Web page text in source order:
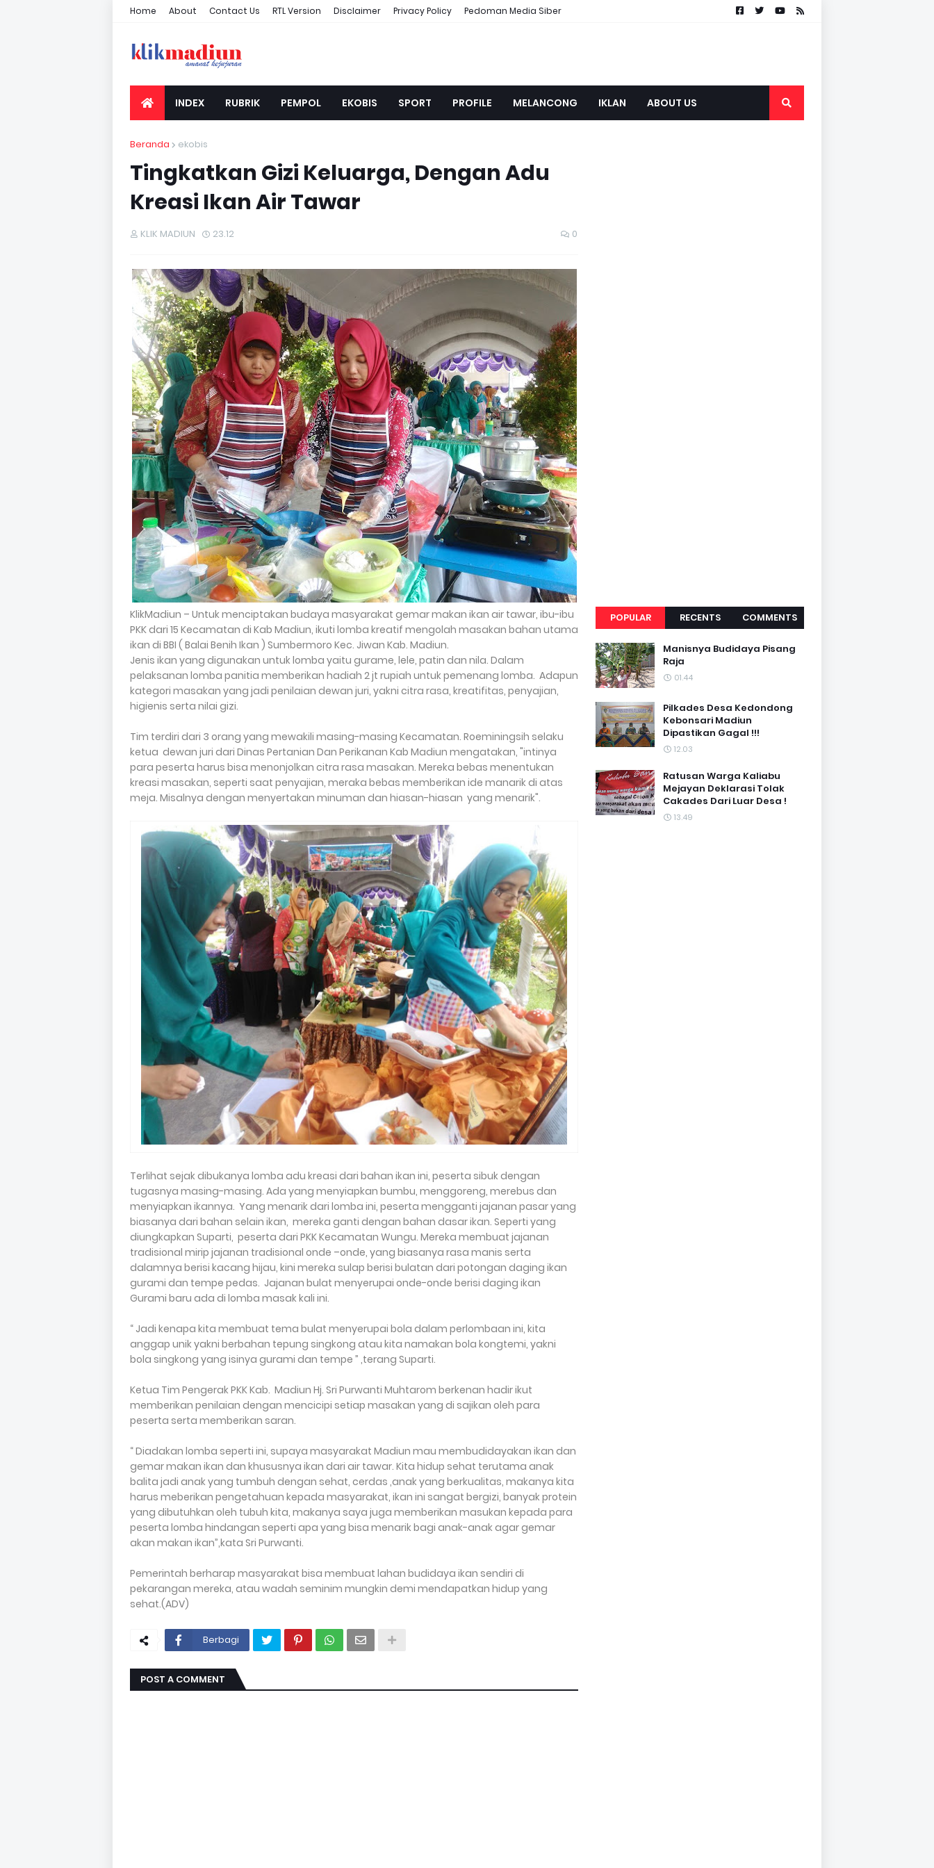
Home About Contact Us RTL Version Disclaimer Privacy Policy Pedoman Media Siber
INDEX RUBRIK PEMPOL EKOBIS SPORT PROFILE MELANCONG IKLAN ABOUT US
Beranda ekobis
Tingkatkan Gizi Keluarga, Dengan Adu
Kreasi Ikan Air Tawar
KLIK MADIUN 23.12 0
KlikMadiun – Untuk menciptakan budaya masyarakat gemar makan ikan air tawar, ibu-ibu
PKK dari 15 Kecamatan di Kab Madiun, ikuti lomba kreatif mengolah masakan bahan utama
ikan di BBI ( Balai Benih Ikan ) Sumbermoro Kec. Jiwan Kab. Madiun.
Jenis ikan yang digunakan untuk lomba yaitu gurame, lele, patin dan nila. Dalam
pelaksanan lomba panitia memberikan hadiah 2 jt rupiah untuk pemenang lomba. Adapun
kategori masakan yang jadi penilaian dewan juri, yakni citra rasa, kreatifitas, penyajian,
higienis serta nilai gizi.
Tim terdiri dari 3 orang yang mewakili masing-masing Kecamatan. Roeminingsih selaku
ketua dewan juri dari Dinas Pertanian Dan Perikanan Kab Madiun mengatakan, "intinya
para peserta harus bisa menonjolkan citra rasa masakan. Mereka bebas menentukan
kreasi masakan, seperti saat penyajian, meraka bebas memberikan ide manarik di atas
meja. Misalnya dengan menyertakan minuman dan hiasan-hiasan yang menarik".
Terlihat sejak dibukanya lomba adu kreasi dari bahan ikan ini, peserta sibuk dengan
tugasnya masing-masing. Ada yang menyiapkan bumbu, menggoreng, merebus dan
menyiapkan ikannya. Yang menarik dari lomba ini, peserta mengganti jajanan pasar yang
biasanya dari bahan selain ikan, mereka ganti dengan bahan dasar ikan. Seperti yang
diungkapkan Suparti, peserta dari PKK Kecamatan Wungu. Mereka membuat jajanan
tradisional mirip jajanan tradisional onde –onde, yang biasanya rasa manis serta
dalamnya berisi kacang hijau, kini mereka sulap berisi bulatan dari potongan daging ikan
gurami dan tempe pedas. Jajanan bulat menyerupai onde-onde berisi daging ikan
Gurami baru ada di lomba masak kali ini.
“ Jadi kenapa kita membuat tema bulat menyerupai bola dalam perlombaan ini, kita
anggap unik yakni berbahan tepung singkong atau kita namakan bola kongtemi, yakni
bola singkong yang isinya gurami dan tempe ” ,terang Suparti.
Ketua Tim Pengerak PKK Kab. Madiun Hj. Sri Purwanti Muhtarom berkenan hadir ikut
memberikan penilaian dengan mencicipi setiap masakan yang di sajikan oleh para
peserta serta memberikan saran.
“ Diadakan lomba seperti ini, supaya masyarakat Madiun mau membudidayakan ikan dan
gemar makan ikan dan khususnya ikan dari air tawar. Kita hidup sehat terutama anak
balita jadi anak yang tumbuh dengan sehat, cerdas ,anak yang berkualitas, makanya kita
harus meberikan pengetahuan kepada masyarakat, ikan ini sangat bergizi, banyak protein
yang dibutuhkan oleh tubuh kita, makanya saya juga memberikan masukan kepada para
peserta lomba hindangan seperti apa yang bisa menarik bagi anak-anak agar gemar
akan makan ikan”,kata Sri Purwanti.
Pemerintah berharap masyarakat bisa membuat lahan budidaya ikan sendiri di
pekarangan mereka, atau wadah seminim mungkin demi mendapatkan hidup yang
sehat.(ADV)
Berbagi
POST A COMMENT
POPULAR RECENTS COMMENTS
Manisnya Budidaya Pisang
Raja
01.44
Pilkades Desa Kedondong
Kebonsari Madiun
Dipastikan Gagal !!!
12.03
Ratusan Warga Kaliabu
Mejayan Deklarasi Tolak
Cakades Dari Luar Desa !
13.49